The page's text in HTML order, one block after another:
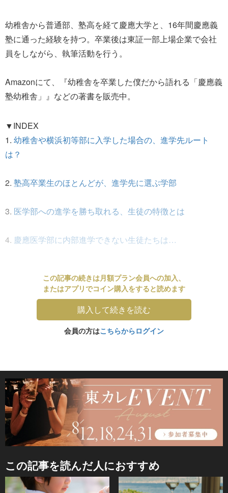
幼稚舎から普通部、塾高を経て慶應大学と、16年間慶應義
塾に通った経験を持つ。卒業後は東証一部上場企業で会社
員をしながら、執筆活動を行う。
Amazonにて、『幼稚舎を卒業した僕だから語れる「慶應義
塾幼稚舎」』などの著書を販売中。
▼INDEX
1. 幼稚舎や横浜初等部に入学した場合の、進学先ルート
は？
2. 塾高卒業生のほとんどが、進学先に選ぶ学部
3. 医学部への進学を勝ち取れる、生徒の特徴とは
4. 慶應医学部に内部進学できない生徒たちは…
この記事の続きは月額プラン会員への加入、
またはアプリでコイン購入をすると読めます
購入して続きを読む
会員の方はこちらからログイン
この記事を読んだ人におすすめ